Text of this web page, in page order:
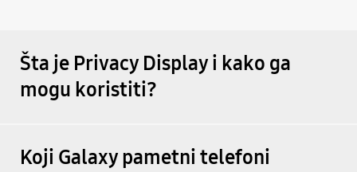
Šta je Privacy Display i kako ga
mogu koristiti?
Koji Galaxy pametni telefoni